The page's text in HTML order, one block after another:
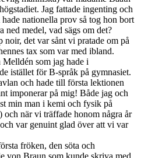
Jag fattade ingenting och
nationella prov så tog hon bort
ned medel, vad sägs om det?
noir, det var sånt vi pratade om på
tax som var med ibland.
Melldén som jag hade i
istället för B-språk på gymnasiet.
och hade till första lektionen
imponerar på mig! Både jag och
min man i kemi och fysik på
och när vi träffade honom några år
var genuint glad över att vi var
fröken, den söta och
von Braun som kunde skriva med